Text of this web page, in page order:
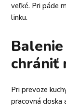
veľké. Pri páde
linku.
chrániť
Pri prevoze
pracovná doska